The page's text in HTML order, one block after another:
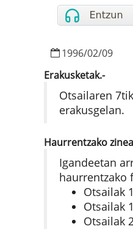
1996/02/09
Erakusketak.-
Otsailaren
erakusgelan.
Haurrentzako
Igandeetan
haurrentzako
Otsailak
Otsailak
Otsailak